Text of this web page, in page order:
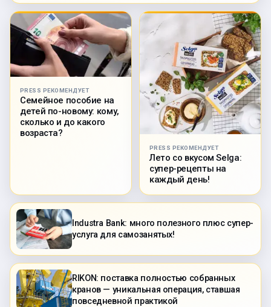
PRESS РЕКОМЕНДУЕТ
Семейное пособие на
детей по-новому: кому,
сколько и до какого
возраста?
PRESS РЕКОМЕНДУЕТ
Лето со вкусом Selga:
супер-рецепты на
каждый день!
Industra Bank: много полезного плюс супер-
услуга для самозанятых!
RIKON: поставка полностью собранных
кранов — уникальная операция, ставшая
повседневной практикой